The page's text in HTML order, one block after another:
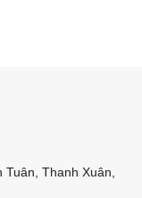
Thanh Xuân,